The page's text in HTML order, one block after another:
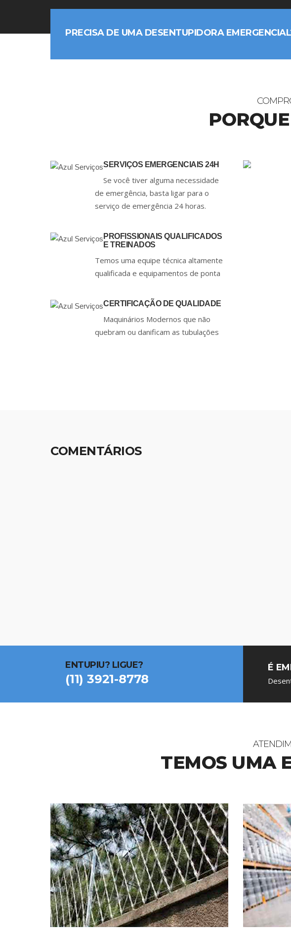
PRECISA DE UMA DESENTUPIDORA
SERVIÇOS EMERGENCIAIS 24H
Se você tiver alguma necessidade
de emergência, basta ligar para o
serviço de emergência 24 horas.
PROFISSIONAIS QUALIFICADOS
E TREINADOS
Temos uma equipe técnica altamente
qualificada e equipamentos de ponta
CERTIFICAÇÃO DE QUALIDADE
Maquinários Modernos que não
quebram ou danificam as tubulações
COMENTÁRIOS
ENTUPIU? LIGUE?
(11) 3921-8778
É
TEMOS UMA